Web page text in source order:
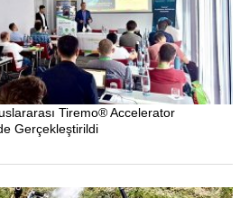
Tiremo® Accelerator
Gerçekleştirildi